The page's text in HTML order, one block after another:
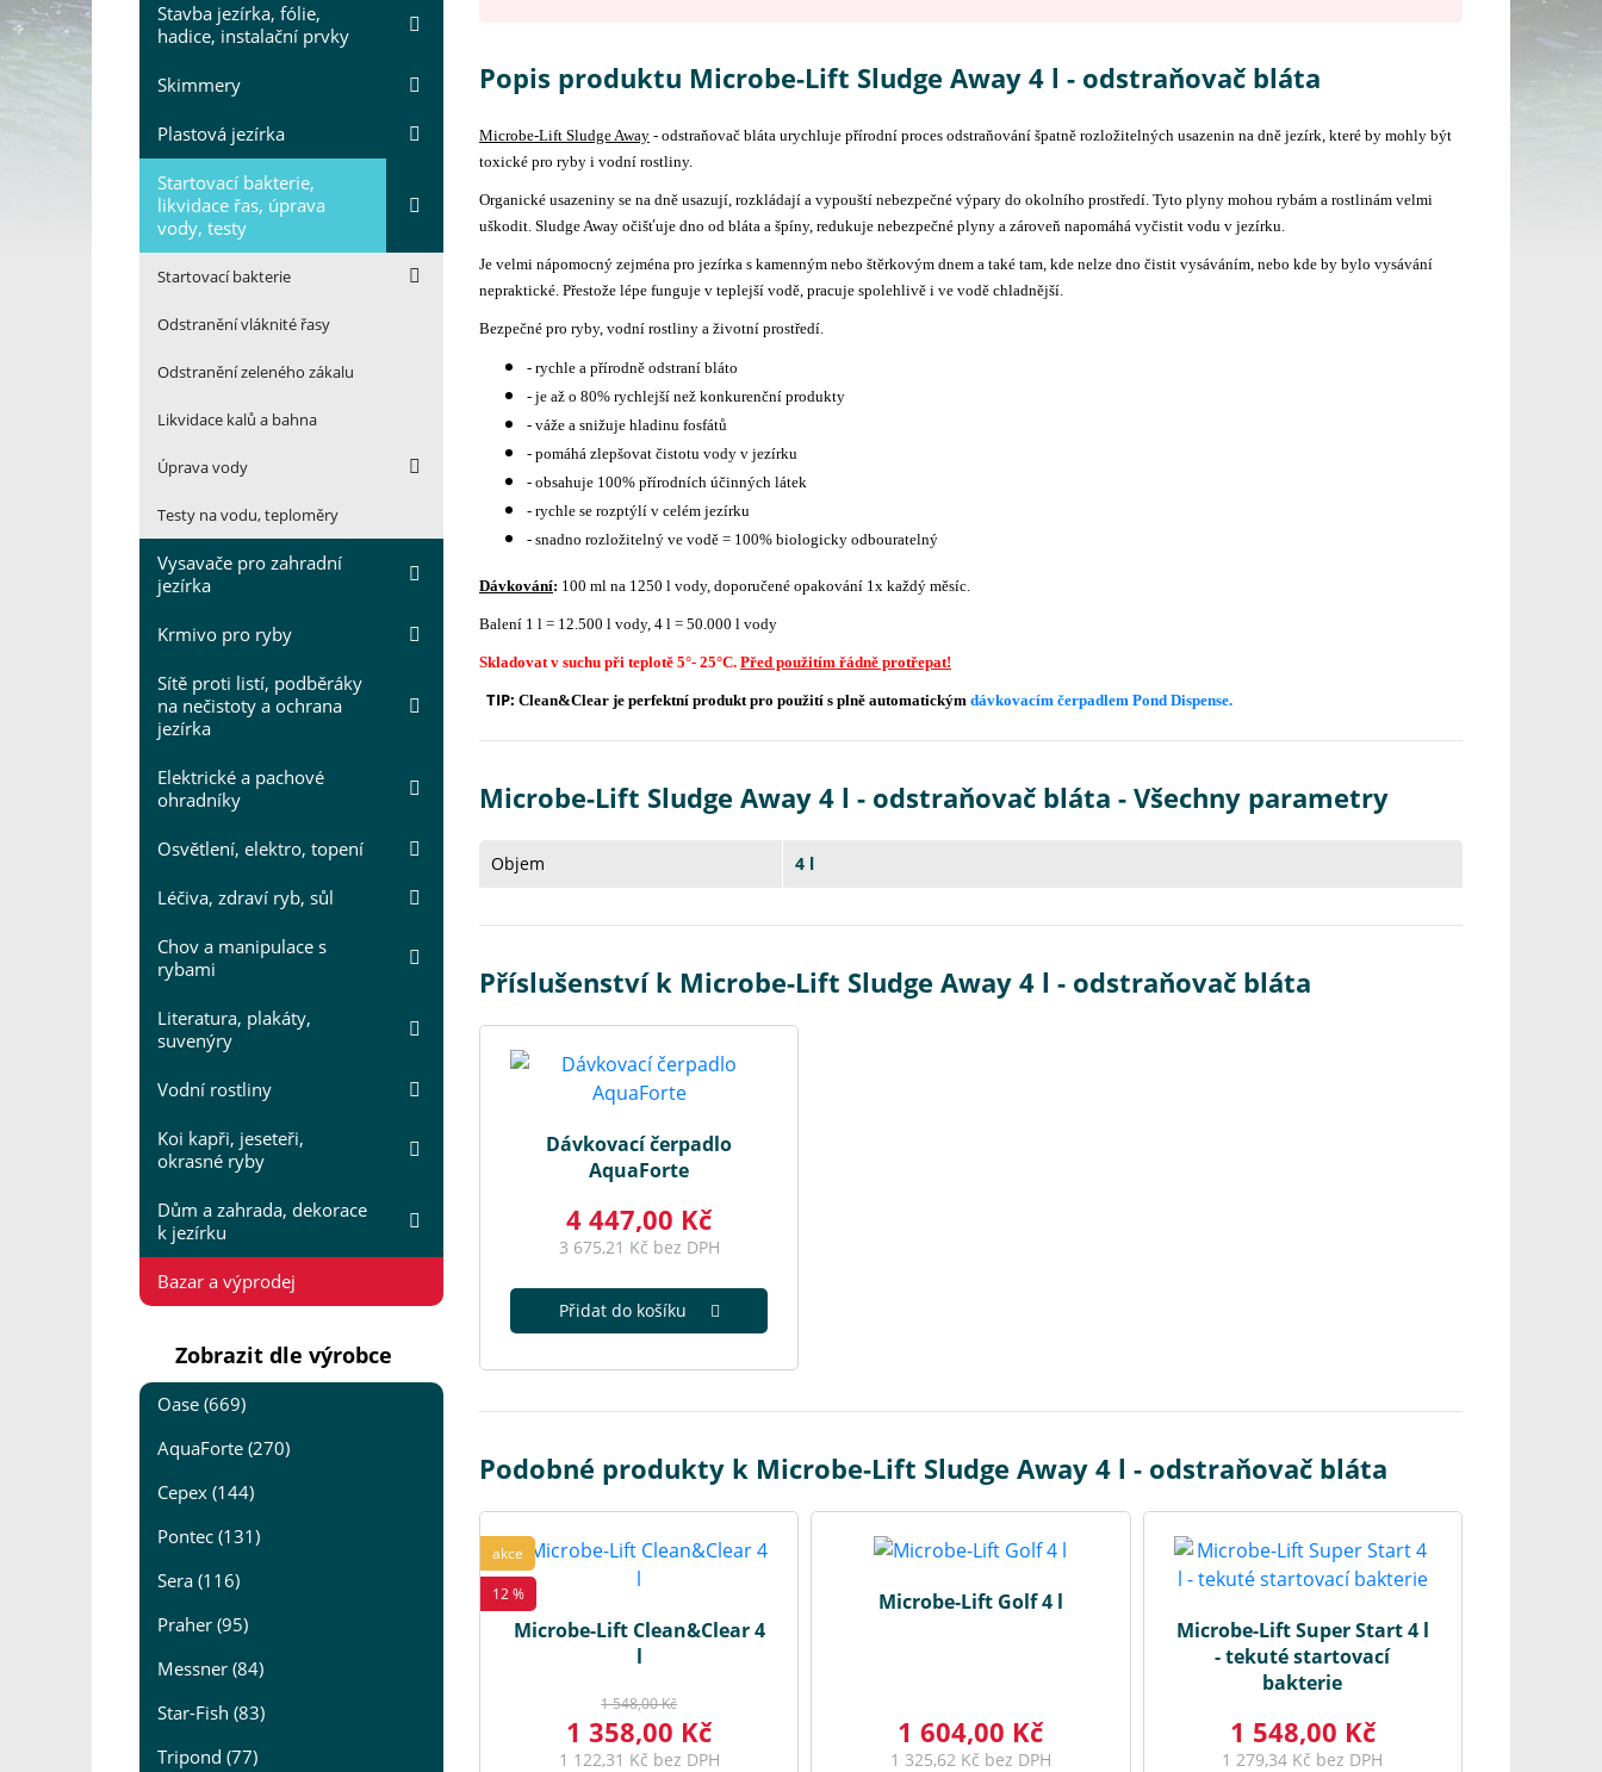
Stavba jezírka, fólie,
hadice, instalační prvky
Skimmery
Plastová jezírka
Startovací bakterie,
likvidace řas, úprava
vody, testy
Startovací bakterie
Odstranění vláknité řasy
Odstranění zeleného zákalu
Likvidace kalů a bahna
Úprava vody
Testy na vodu, teploměry
Vysavače pro zahradní
jezírka
Krmivo pro ryby
Sítě proti listí, podběráky
na nečistoty a ochrana
jezírka
Elektrické a pachové
ohradníky
Osvětlení, elektro, topení
Léčiva, zdraví ryb, sůl
Chov a manipulace s
rybami
Literatura, plakáty,
suvenýry
Vodní rostliny
Koi kapři, jeseteři,
okrasné ryby
Dům a zahrada, dekorace
k jezírku
Bazar a výprodej
Zobrazit dle výrobce
Oase (669)
AquaForte (270)
Cepex (144)
Pontec (131)
Sera (116)
Praher (95)
Messner (84)
Star-Fish (83)
Tripond (77)
Popis produktu Microbe-Lift Sludge Away 4 l - odstraňovač bláta
Microbe-Lift Sludge Away - odstraňovač bláta urychluje přírodní proces odstraňování špatně rozložitelných usazenin na dně jezírk, které by mohly být
toxické pro ryby i vodní rostliny.
Organické usazeniny se na dně usazují, rozkládají a vypouští nebezpečné výpary do okolního prostředí. Tyto plyny mohou rybám a rostlinám velmi
uškodit. Sludge Away očišťuje dno od bláta a špíny, redukuje nebezpečné plyny a zároveň napomáhá vyčistit vodu v jezírku.
Je velmi nápomocný zejména pro jezírka s kamenným nebo štěrkovým dnem a také tam, kde nelze dno čistit vysáváním, nebo kde by bylo vysávání
nepraktické. Přestože lépe funguje v teplejší vodě, pracuje spolehlivě i ve vodě chladnější.
Bezpečné pro ryby, vodní rostliny a životní prostředí.
- rychle a přírodně odstraní bláto
- je až o 80% rychlejší než konkurenční produkty
- váže a snižuje hladinu fosfátů
- pomáhá zlepšovat čistotu vody v jezírku
- obsahuje 100% přírodních účinných látek
- rychle se rozptýlí v celém jezírku
- snadno rozložitelný ve vodě = 100% biologicky odbouratelný
Dávkování: 100 ml na 1250 l vody, doporučené opakování 1x každý měsíc.
Balení 1 l = 12.500 l vody, 4 l = 50.000 l vody
Skladovat v suchu při teplotě 5°- 25°C. Před použitím řádně protřepat!
TIP: Clean&Clear je perfektní produkt pro použití s plně automatickým dávkovacím čerpadlem Pond Dispense.
Microbe-Lift Sludge Away 4 l - odstraňovač bláta - Všechny parametry
Objem 4 l
Příslušenství k Microbe-Lift Sludge Away 4 l - odstraňovač bláta
Dávkovací čerpadlo
AquaForte
4 447,00 Kč
3 675,21 Kč bez DPH
Přidat do košíku
Podobné produkty k Microbe-Lift Sludge Away 4 l - odstraňovač bláta
akce
12 %
Microbe-Lift Clean&Clear 4
l
1 548,00 Kč
1 358,00 Kč
1 122,31 Kč bez DPH
Microbe-Lift Golf 4 l
1 604,00 Kč
1 325,62 Kč bez DPH
Microbe-Lift Super Start 4 l
- tekuté startovací
bakterie
1 548,00 Kč
1 279,34 Kč bez DPH